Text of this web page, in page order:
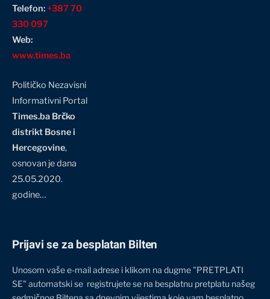
Telefon:+387 70
330 097
Web:
www.times.ba
Političko Nezavisni
Informativni Portal
Times.ba Brčko
distrikt Bosne i
Hercegovine,
osnovan je dana
25.05.2020.
godine…
Prijavi se za besplatan Bilten
Unosom vaše e-mail adrese i klikom na dugme "PRETPLATI
SE" automatski se registrujete se na besplatnu pretplatu našeg